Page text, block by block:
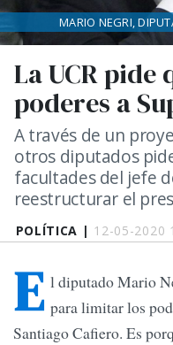
POLÍTICA | 12-05-2020
La UCR pide
poderes a
A través de un
otros diputados
facultades del jefe
reestructurar el
MARIO NEGRI,
E l diputado Mario
para limitar los
Santiago Cafiero. Es